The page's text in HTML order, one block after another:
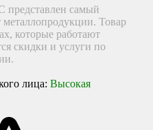
самый
металлопродукции. Товар
которые работают
скидки и услуги по
лица: Высокая